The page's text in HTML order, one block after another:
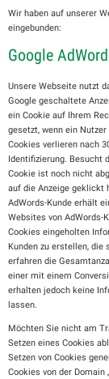
Wir haben auf unserer
eingebunden:
Google
Unsere Webseite nutzt
Google geschaltete
ein Cookie auf Ihrem
gesetzt, wenn ein
Cookies verlieren nach
Identifizierung. Besucht
Cookie ist noch nicht
auf die Anzeige geklickt
AdWords-Kunde erhält
Websites von AdWords-
Cookies eingeholten
Kunden zu erstellen, die
erfahren die
einer mit einem
erhalten jedoch keine
lassen.
Möchten Sie nicht am
Setzen eines Cookies
Setzen von Cookies
Cookies von der Domain